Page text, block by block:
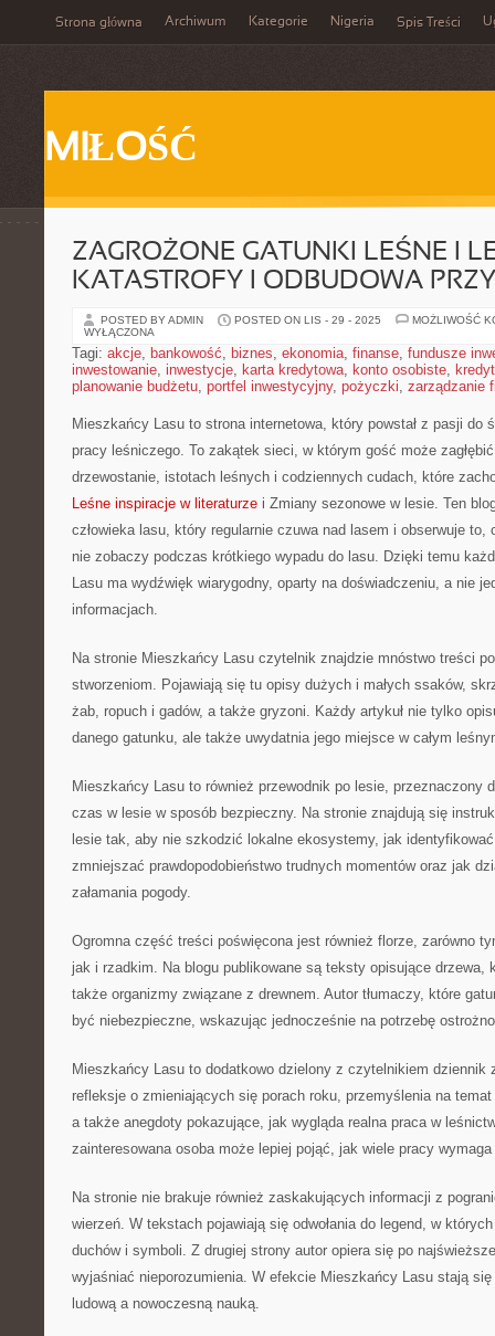
Strona główna Archiwum Kategorie Nigeria Spis Treści
MIŁOŚĆ
ZAGROŻONE GATUNKI LEŚNE I
KATASTROFY I ODBUDOWA
POSTED BY ADMIN POSTED ON LIS - 29 - 2025
MOŻLIWOŚĆ
WYŁĄCZONA
Tagi: akcje, bankowość, biznes, ekonomia, finanse, fundusze
inwestowanie, inwestycje, karta kredytowa, konto osobiste,
planowanie budżetu, portfel inwestycyjny, pożyczki, zarządzanie
Mieszkańcy Lasu to strona internetowa, który powstał z pasji do
pracy leśniczego. To zakątek sieci, w którym gość może
drzewostanie, istotach leśnych i codziennych cudach, które
Leśne inspiracje w literaturze i Zmiany sezonowe w lesie. Ten
człowieka lasu, który regularnie czuwa nad lasem i obserwuje
nie zobaczy podczas krótkiego wypadu do lasu. Dzięki temu
Lasu ma wydźwięk wiarygodny, oparty na doświadczeniu, a nie
informacjach.
Na stronie Mieszkańcy Lasu czytelnik znajdzie mnóstwo treści
stworzeniom. Pojawiają się tu opisy dużych i małych ssaków,
żab, ropuch i gadów, a także gryzoni. Każdy artykuł nie tylko
danego gatunku, ale także uwydatnia jego miejsce w całym
Mieszkańcy Lasu to również przewodnik po lesie, przeznaczony
czas w lesie w sposób bezpieczny. Na stronie znajdują się
lesie tak, aby nie szkodzić lokalne ekosystemy, jak
zmniejszać prawdopodobieństwo trudnych momentów oraz jak
załamania pogody.
Ogromna część treści poświęcona jest również florze, zarówno
jak i rzadkim. Na blogu publikowane są teksty opisujące drzewa,
także organizmy związane z drewnem. Autor tłumaczy, które
być niebezpieczne, wskazując jednocześnie na potrzebę
Mieszkańcy Lasu to dodatkowo dzielony z czytelnikiem dziennik
refleksje o zmieniających się porach roku, przemyślenia na
a także anegdoty pokazujące, jak wygląda realna praca w
zainteresowana osoba może lepiej pojąć, jak wiele pracy
Na stronie nie brakuje również zaskakujących informacji z
wierzeń. W tekstach pojawiają się odwołania do legend, w
duchów i symboli. Z drugiej strony autor opiera się po
wyjaśniać nieporozumienia. W efekcie Mieszkańcy Lasu stają
ludową a nowoczesną nauką.